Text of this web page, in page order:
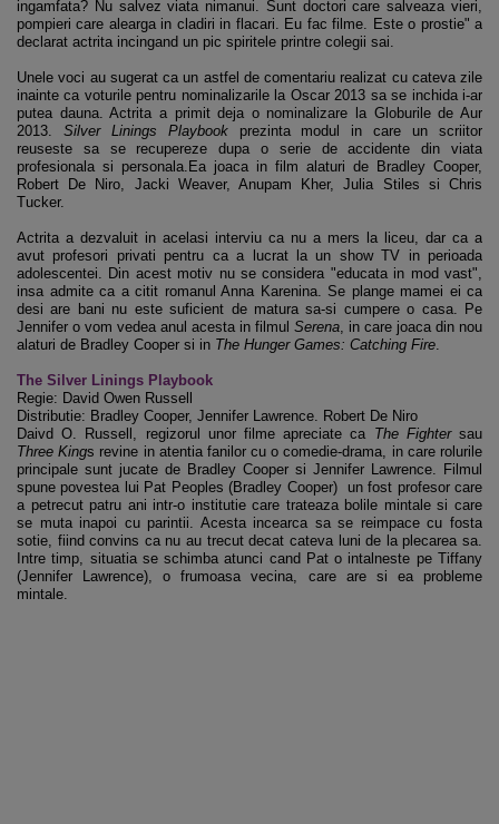
ingamfata? Nu salvez viata nimanui. Sunt doctori care salveaza vieri,
pompieri care alearga in cladiri in flacari. Eu fac filme. Este o prostie" a
declarat actrita incingand un pic spiritele printre colegii sai.
Unele voci au sugerat ca un astfel de comentariu realizat cu cateva zile
inainte ca voturile pentru nominalizarile la Oscar 2013 sa se inchida i-ar
putea dauna. Actrita a primit deja o nominalizare la Globurile de Aur
2013. Silver Linings Playbook prezinta modul in care un scriitor
reuseste sa se recupereze dupa o serie de accidente din viata
profesionala si personala.Ea joaca in film alaturi de Bradley Cooper,
Robert De Niro, Jacki Weaver, Anupam Kher, Julia Stiles si Chris
Tucker.
Actrita a dezvaluit in acelasi interviu ca nu a mers la liceu, dar ca a
avut profesori privati pentru ca a lucrat la un show TV in perioada
adolescentei. Din acest motiv nu se considera "educata in mod vast",
insa admite ca a citit romanul Anna Karenina. Se plange mamei ei ca
desi are bani nu este suficient de matura sa-si cumpere o casa. Pe
Jennifer o vom vedea anul acesta in filmul Serena, in care joaca din nou
alaturi de Bradley Cooper si in The Hunger Games: Catching Fire.
The Silver Linings Playbook
Regie: David Owen Russell
Distributie: Bradley Cooper, Jennifer Lawrence. Robert De Niro
Daivd O. Russell, regizorul unor filme apreciate ca The Fightersau
Three Kings revine in atentia fanilor cu o comedie-drama, in care rolurile
principale sunt jucate de Bradley Cooper si Jennifer Lawrence. Filmul
spune povestea lui Pat Peoples (Bradley Cooper) un fost profesor care
a petrecut patru ani intr-o institutie care trateaza bolile mintale si care
se muta inapoi cu parintii. Acesta incearca sa se reimpace cu fosta
sotie, fiind convins ca nu au trecut decat cateva luni de la plecarea sa.
Intre timp, situatia se schimba atunci cand Pat o intalneste pe Tiffany
(Jennifer Lawrence), o frumoasa vecina, care are si ea probleme
mintale.